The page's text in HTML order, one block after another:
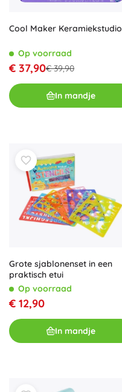
Cool Maker Keramiekstudio
Op voorraad
€ 37,90€ 39,90
In mandje
Grote sjablonenset in een
praktisch etui
Op voorraad
€ 12,90
In mandje